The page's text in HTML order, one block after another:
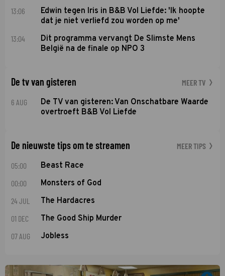
13:06
Edwin tegen Iris in B&B Vol Liefde: 'Ik hoopte
dat je niet verliefd zou worden op me'
13:04
Dit programma vervangt De Slimste Mens
België na de finale op NPO 3
De tv van gisteren MEER TV
6 AUG
De TV van gisteren: Van Onschatbare Waarde
overtroeft B&B Vol Liefde
De nieuwste tips om te streamen MEER TIPS
05:00 Beast Race
00:00 Monsters of God
24 JUL The Hardacres
01 DEC The Good Ship Murder
07 AUG Jobless